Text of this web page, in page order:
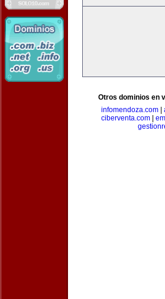
Otros dominios en
infomendoza.com
ciberventa.com|